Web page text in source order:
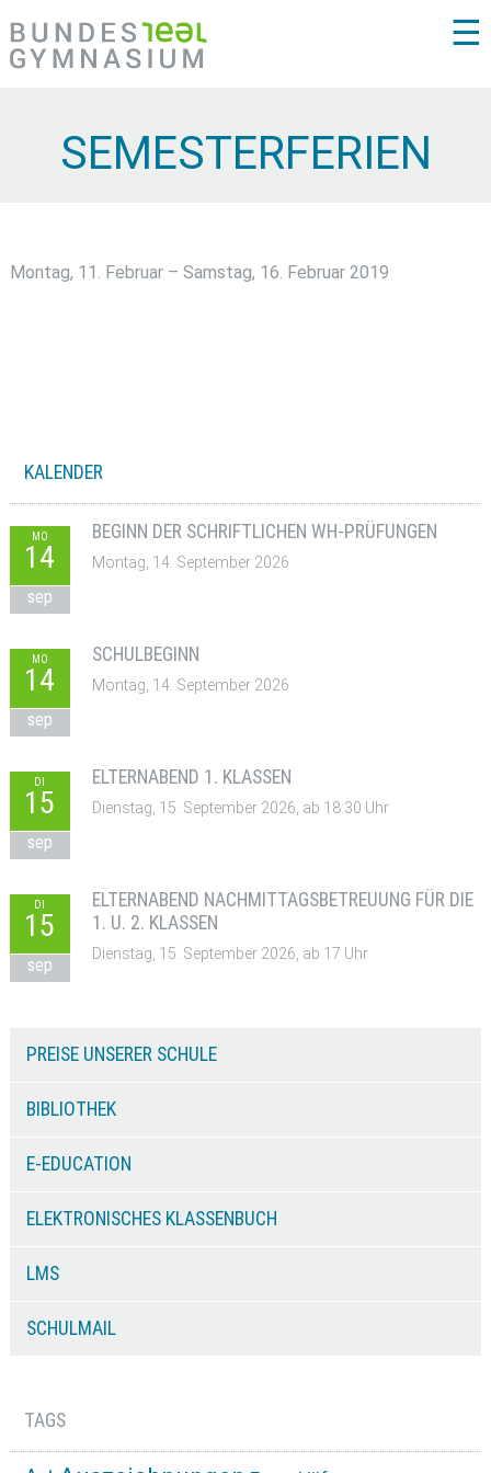
☰
SEMESTERFERIEN
Montag, 11. Februar – Samstag, 16. Februar 2019
KALENDER
MO
14
sep
BEGINN DER SCHRIFTLICHEN WH-PRÜFUNGEN
Montag, 14. September 2026
MO
14
sep
SCHULBEGINN
Montag, 14. September 2026
DI
15
sep
ELTERNABEND 1. KLASSEN
Dienstag, 15. September 2026, ab 18:30 Uhr
DI
15
sep
ELTERNABEND NACHMITTAGSBETREUUNG FÜR DIE
1. U. 2. KLASSEN
Dienstag, 15. September 2026, ab 17 Uhr
PREISE UNSERER SCHULE
BIBLIOTHEK
E-EDUCATION
ELEKTRONISCHES KLASSENBUCH
LMS
SCHULMAIL
TAGS